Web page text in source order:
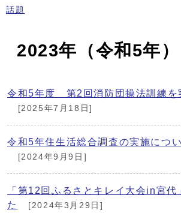
話題
2023年（令和5年）
令和5年度 第2回消防団操法訓練を
[2025年7月18日]
令和5年住生活総合調査の実施につ
[2024年9月9日]
「第12回ふるさとキレイ大会in宮代
た
[2024年3月29日]